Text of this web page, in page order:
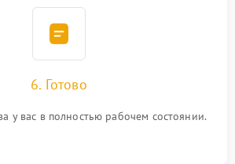
6. Готово
у вас в полностью рабочем состоянии.